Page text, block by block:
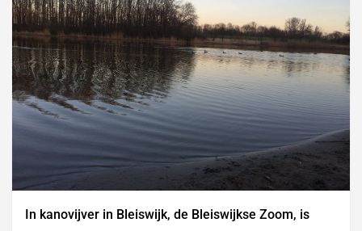
In kanovijver in Bleiswijk, de Bleiswijkse Zoom, is